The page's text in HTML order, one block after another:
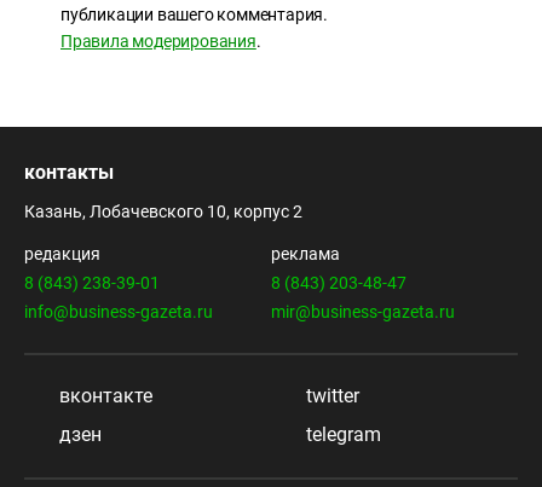
публикации вашего комментария.
Правила модерирования.
контакты
Казань, Лобачевского 10, корпус 2
редакция
8 (843) 238-39-01
info@business-gazeta.ru
реклама
8 (843) 203-48-47
mir@business-gazeta.ru
вконтакте
twitter
дзен
telegram